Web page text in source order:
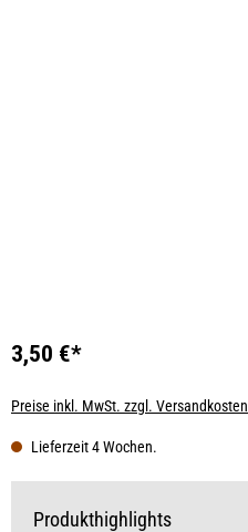
Produkthighlights
3,50 €*
Preise inkl. MwSt. zzgl. Versandkosten
Lieferzeit 4 Wochen.